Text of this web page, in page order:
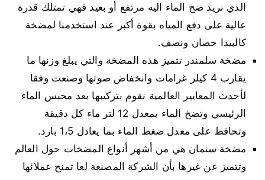
الذي نريد ضخ الماء اليه مرتفع أو بعيد فهي تمتلك قدرة
عالية على دفع المياه بقوة أكبر عند استخدمنا لمضخة
كالبيدا حصان ونصف.
مضخة سلمندر تتميز هذه المضخة والتي يبلغ وزنها ما
يقارب 4 كيلر غرامات وانخفاض صوتها وصنعت وفقا
لأحدث المعايير العالمية نقوم بتركيبها بعد محبس الماء
الرئيسي وتضخ الماء بمعدل 12 لتر ماء كل دقيقة
وتحافظ على معدل ضغط الماء بما يعادل 1،5 بارد.
مضخة سنمان هي من أشهر أنواع المضخات حول العالم
وتتميز عن غيرها بأن الشركة المصنعة لعا تمنح عملائها